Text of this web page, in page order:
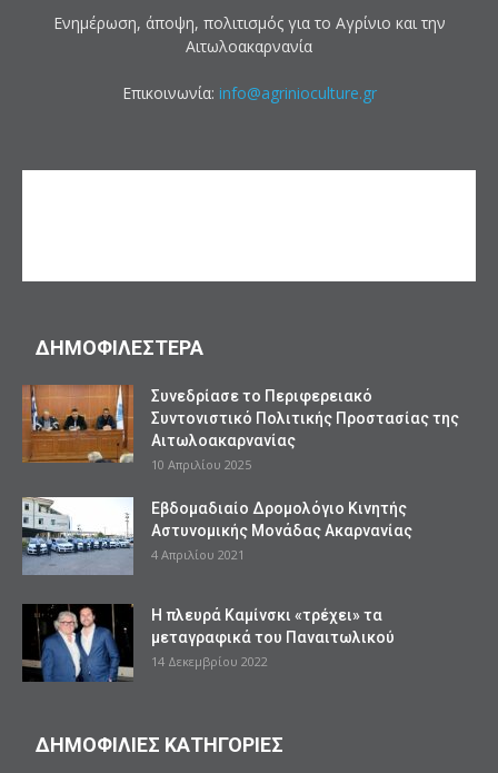
Ενημέρωση, άποψη, πολιτισμός για το Αγρίνιο και την
Αιτωλοακαρνανία
Επικοινωνία: info@agrinioculture.gr
ΔΗΜΟΦΙΛΕΣΤΕΡΑ
Συνεδρίασε το Περιφερειακό
Συντονιστικό Πολιτικής Προστασίας της
Αιτωλοακαρνανίας
10 Απριλίου 2025
Εβδομαδιαίο Δρομολόγιο Κινητής
Αστυνομικής Μονάδας Ακαρνανίας
4 Απριλίου 2021
Η πλευρά Καμίνσκι «τρέχει» τα
μεταγραφικά του Παναιτωλικού
14 Δεκεμβρίου 2022
ΔΗΜΟΦΙΛΙΕΣ ΚΑΤΗΓΟΡΙΕΣ